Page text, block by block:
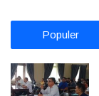
Populer